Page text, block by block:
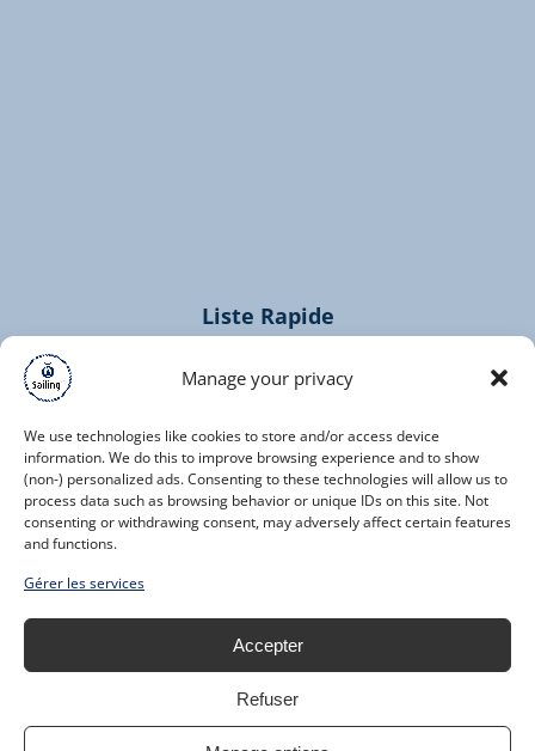
Manage your privacy
We use technologies like cookies to store and/or access device
information. We do this to improve browsing experience and to show
(non-) personalized ads. Consenting to these technologies will allow us to
process data such as browsing behavior or unique IDs on this site. Not
consenting or withdrawing consent, may adversely affect certain features
and functions.
Gérer les services
Accepter
Refuser
Liste Rapide
Home
Contacts
in
new
window)